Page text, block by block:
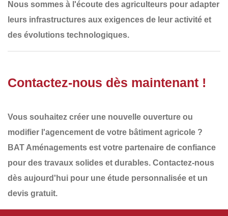
Nous sommes à l'écoute des agriculteurs pour adapter
leurs infrastructures aux exigences de leur activité et
des évolutions technologiques.
Contactez-nous dès maintenant !
Vous souhaitez créer une nouvelle ouverture ou
modifier l'agencement de votre bâtiment agricole ?
BAT Aménagements est votre partenaire de confiance
pour des travaux solides et durables. Contactez-nous
dès aujourd'hui pour une étude personnalisée et un
devis gratuit.